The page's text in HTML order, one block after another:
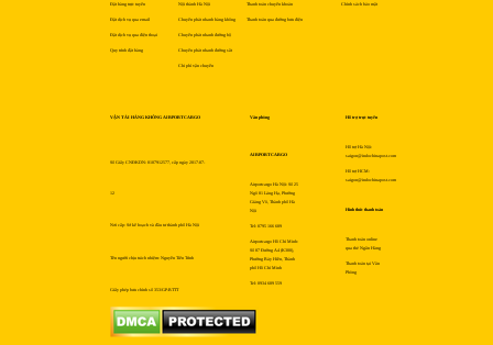
Đặt hàng trực tuyến
Đặt dịch vụ qua email
Đặt dịch vụ qua điện thoại
Quy trình đặt hàng
Nội thành Hà Nội
Chuyển phát nhanh hàng không
Chuyển phát nhanh đường bộ
Chuyển phát nhanh đường sắt
Chi phí vận chuyển
Thanh toán chuyển khoản
Thanh toán qua đường bưu điện
Chính sách bảo mật
VẬN TẢI HÀNG KHÔNG AIRPORTCARGO
Số Giấy CNĐKDN: 0107912577, cấp ngày 2017-07-
12
Nơi cấp: Sở kế hoạch và đầu tư thành phố Hà Nội
Tên người chịu trách nhiệm: Nguyễn Tiến Trình
Giấy phép bưu chính số 353/GP-BTTT
Văn phòng
AIRPORTCARGO
Airportcargo Hà Nội: Số 25
Ngõ 81 Láng Hạ, Phường
Giảng Võ, Thành phố Hà
Nội
Tel: 0795 166 689
Airportcargo Hồ Chí Minh:
Số 87 Đường A4 (K300),
Phường Bảy Hiền, Thành
phố Hồ Chí Minh
Tel: 0934 689 559
Hỗ trợ trực tuyến
Hỗ trợ Hà Nội:
saigon@indochinapost.com
Hỗ trợ HCM:
saigon@indochinapost.com
Hình thức thanh toán
Thanh toán online
qua thẻ Ngân Hàng
Thanh toán tại Văn
Phòng